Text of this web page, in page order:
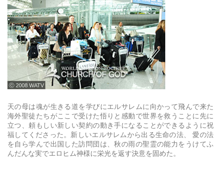
ⓒ 2008 WATV
天の母は魂が生きる道を学びにエルサレムに向かって飛んで来た
海外聖徒たちがここで受けた悟りと感動で世界を救うことに先に
立つ、頼もしい新しい契約の動き手になることができるように祝
福してくださった。新しいエルサレムから出る生命の法、 愛の法
を自ら学んで出国した訪問団は、秋の雨の聖霊の能力をうけてふ
んだんな実でエロヒム神様に栄光を返す決意を固めた。